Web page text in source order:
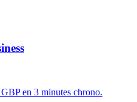
en 3 minutes chrono.